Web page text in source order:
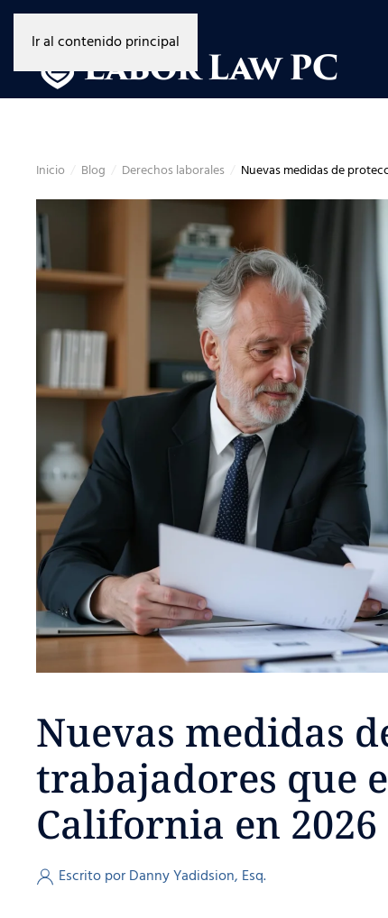
Ir al contenido principal
Inicio Blog Derechos laborales Nuevas medidas de
Nuevas medidas
trabajadores que
California en 2026
Escrito por Danny Yadidsion, Esq.